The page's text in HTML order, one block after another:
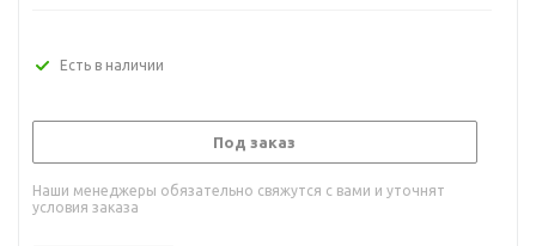
Есть в наличии
Под заказ
Наши менеджеры обязательно свяжутся с вами и уточнят
условия заказа